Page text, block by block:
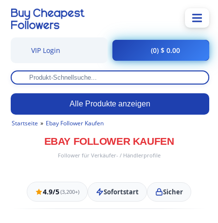
Alle Produkte anzeigen
VIP Login (0) $ 0.00
Startseite Ebay Follower Kaufen
EBAY FOLLOWER KAUFEN
Follower für Verkäufer- / Händlerprofile
4.9/5(3,200+) Sofortstart Sicher